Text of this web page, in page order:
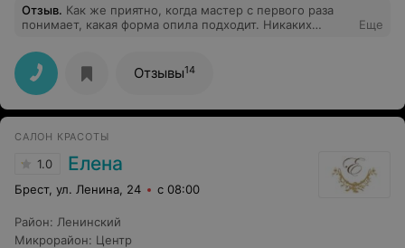
Отзыв. Как же приятно, когда мастер с первого раза
понимает, какая форма опила подходит. Никаких
(3+ недели). Кутикула всегда убрана полностью.
Татьяна отличный мастер!
Еще
Отзывы14
САЛОН КРАСОТЫ
1.0 Елена
Брест, ул. Ленина, 24 с 08:00
Район: Ленинский
Микрорайон: Центр